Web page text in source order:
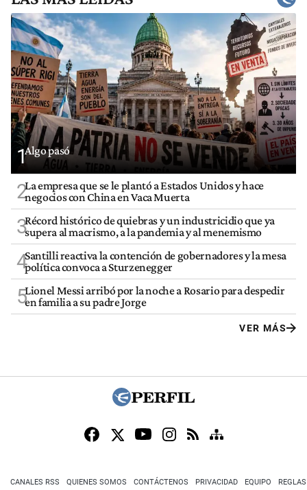
1Algo pasó
2La empresa que se le plantó a Estados Unidos y hace
negocios con China en Vaca Muerta
3Récord histórico de quiebras y un industricidio que ya
supera al macrismo, a la pandemia y al menemismo
4Santilli reactiva la contención de gobernadores y la mesa
política convoca a Sturzenegger
5Lionel Messi arribó por la noche a Rosario para despedir
en familia a su padre Jorge
VER MÁS
CANALES RSS QUIENES SOMOS CONTÁCTENOS PRIVACIDAD EQUIPO